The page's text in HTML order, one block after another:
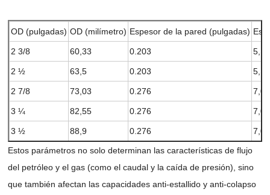
OD (pulgadas) OD (milímetro) Espesor de la pared (pulgadas)
2 3/8 60,33 0.203 5,16
2 ½ 63,5 0.203 5,16
2 7/8 73,03 0.276 7,01
3 ¼ 82,55 0.276 7,01
3 ½ 88,9 0.276
7,01
Estos parámetros no solo determinan las características de flujo
del petróleo y el gas (como el caudal y la caída de presión), sino
que también afectan las capacidades anti-estallido y anti-colapso